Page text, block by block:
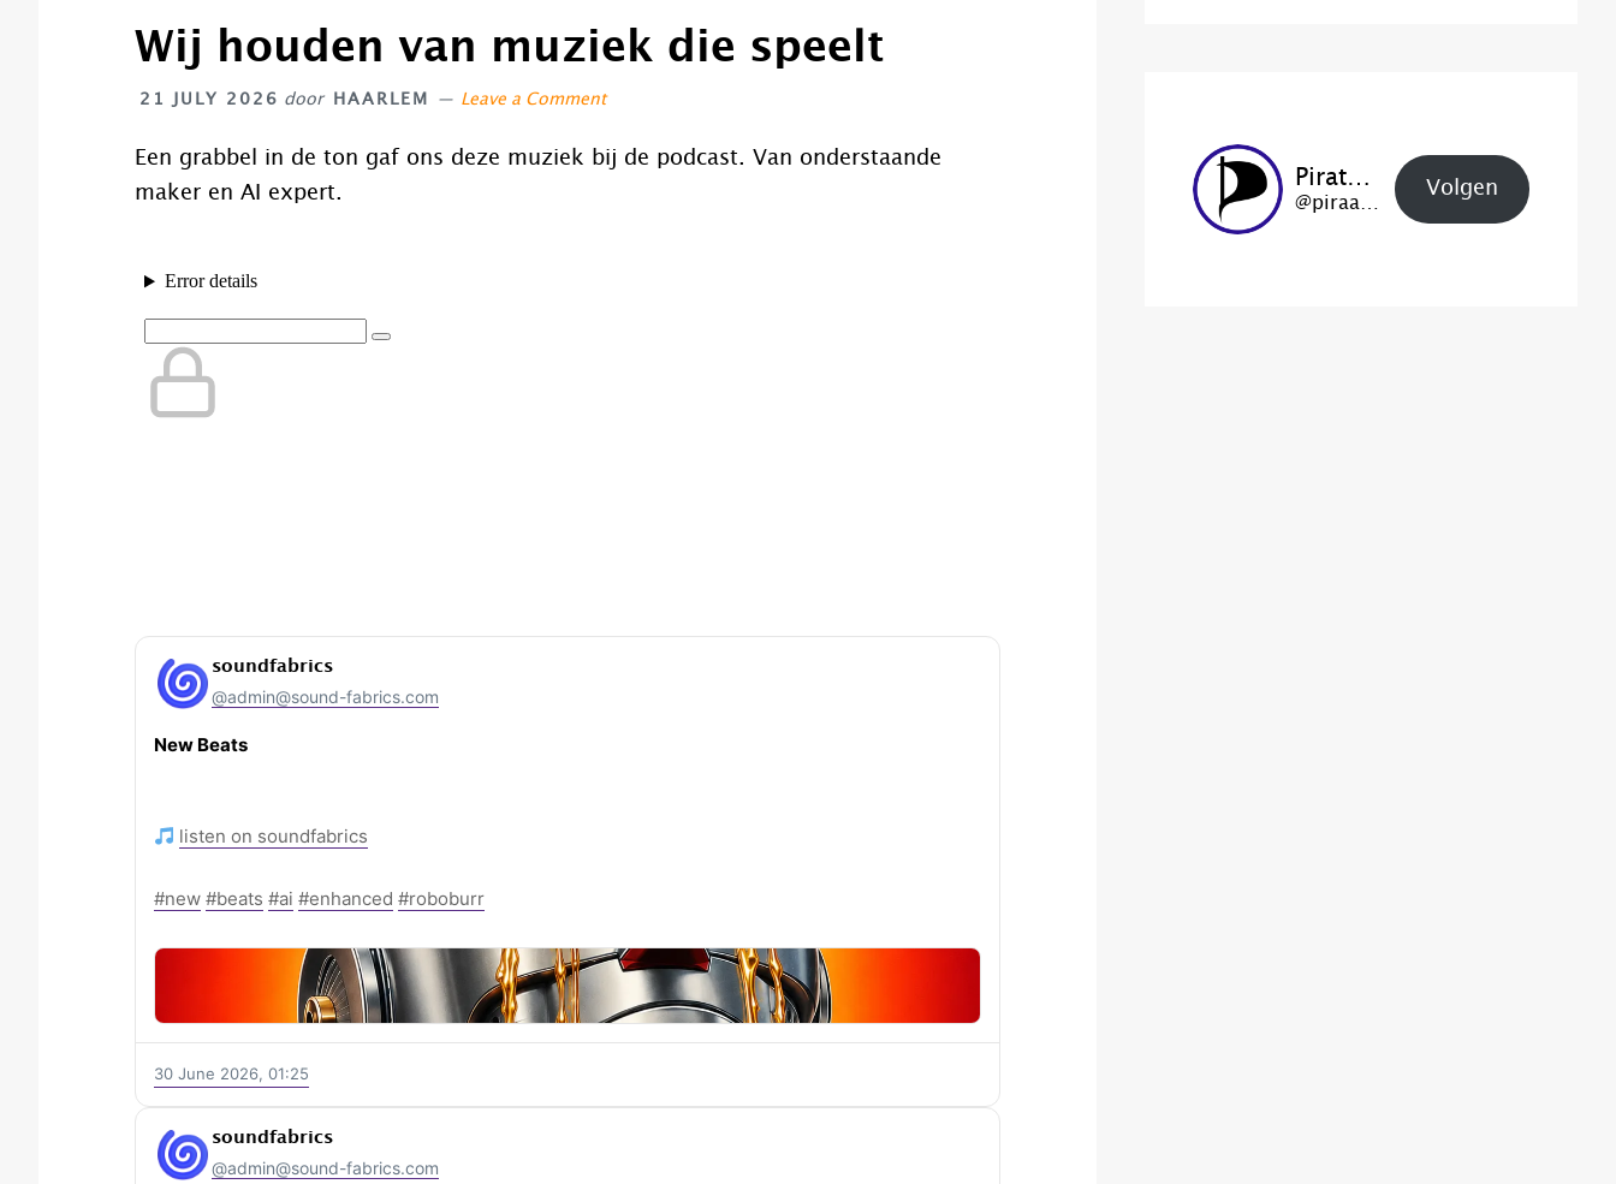
Wij houden van muziek die speelt
21 JULY 2026 door HAARLEM Leave a Comment
Een grabbel in de ton gaf ons deze muziek bij de podcast. Van onderstaande
maker en AI expert.
soundfabrics
@admin@sound-fabrics.com
New Beats
listen on soundfabrics
#new #beats #ai #enhanced #roboburr
30 June 2026, 01:25
soundfabrics
@admin@sound-fabrics.com
Piratenpartij Haarlem Volgen